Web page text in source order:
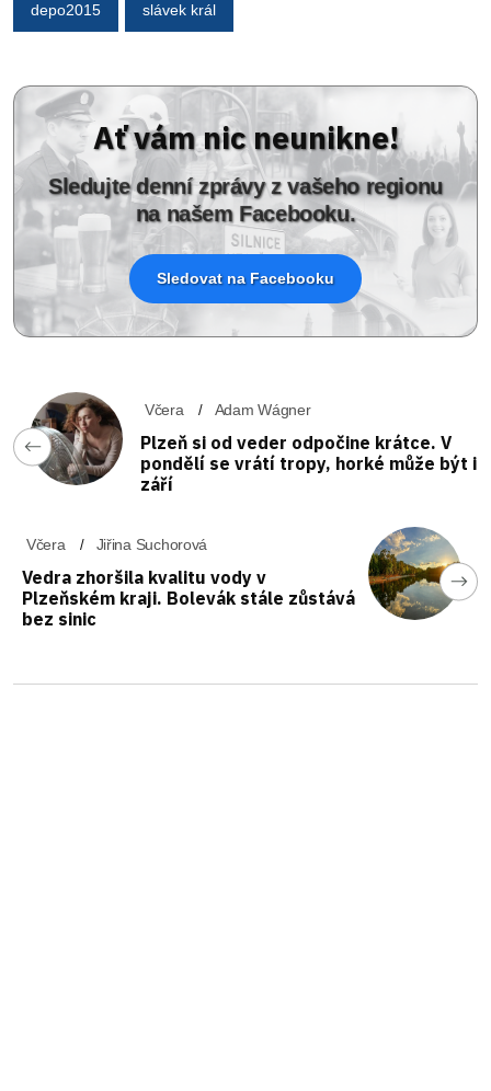
depo2015 slávek král
Ať vám nic neunikne!
Sledujte denní zprávy z vašeho regionu
na našem Facebooku.
Sledovat na Facebooku
Včera Adam Wágner
Plzeň si od veder odpočine krátce. V
pondělí se vrátí tropy, horké může být i
září
Včera Jiřina Suchorová
Vedra zhoršila kvalitu vody v
Plzeňském kraji. Bolevák stále zůstává
bez sinic